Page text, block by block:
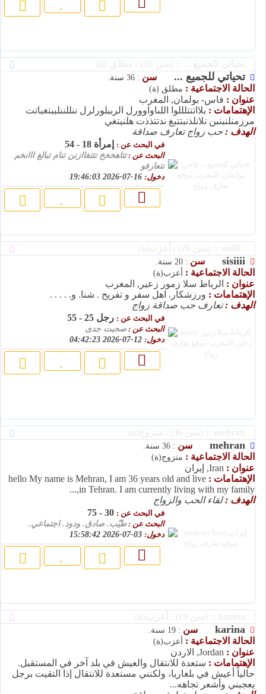
تحياتي للجميع ... سن : 36 سنة.
الحالة الاجتماعية : مطلق (ة)
عنوان : فاس- بولمان, المغرب
الإهتمامات : بلااتتتلللوا اللىاواوورل الرببلورلرل ننللننلببتغباتت
مرزمنلنبنبن نلانلذنبتتبغ ندتتذذت هلنيتغي
الهدف : حب زواج تعارف صداقة
في البحث عن : إمرأة 18 - 54
البحث عن :تتاهخخخ تتتغاازنن تنام تبالغ ااانخم
نتعارفو
دخول:
sisiiii سن : 20 سنة.
الحالة الاجتماعية : أعزب(ة)
عنوان : الرباط سلا زمور زعير, المغرب
الإهتمامات : ورزشکار. اهل سفر و تفریح . شنا. و. . . . .
الهدف :تعارف حب صداقة زواج
في البحث عن : رجل 25 - 55
البحث عن : صحبت جدی
دخول:
mehran سن : 36 سنة.
الحالة الاجتماعية : متزوج(ة)
عنوان : Iran, إيران
الإهتمامات : hello My name is Mehran, I am 36 years old and live
in Tehran. I am currently living with my family,...
الهدف :لقاء الحب والزواج
في البحث عن :
البحث عن :طيّب. صادق. ودود. اجتماعي.
دخول:
karina سن : 19 سنة.
الحالة الاجتماعية : أعزب(ة)
عنوان : Jordan, الاردن
الإهتمامات : ستعدة للانتقال والعيش في بلد آخر في المستقبل.
حالياً أعيش في بلغاريا، ولكنني مستعدة للانتقال إذا التقيت برجل
يعجبني وأشعر تجاهه...